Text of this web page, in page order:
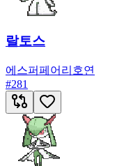
랄토스
에스퍼페어리 호연
#281